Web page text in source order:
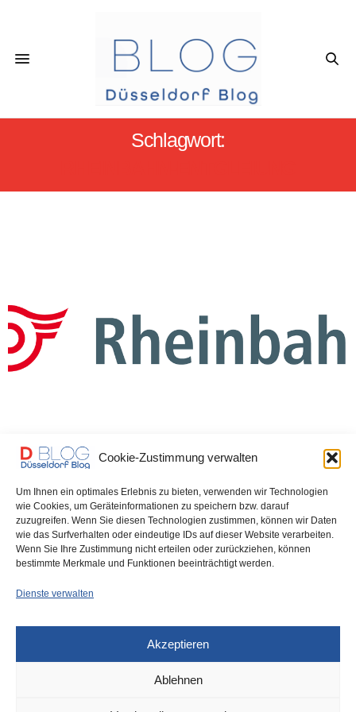
Cookie-Zustimmung verwalten
Um Ihnen ein optimales Erlebnis zu bieten, verwenden wir Technologien
wie Cookies, um Geräteinformationen zu speichern bzw. darauf
zuzugreifen. Wenn Sie diesen Technologien zustimmen, können wir Daten
wie das Surfverhalten oder eindeutige IDs auf dieser Website verarbeiten.
Wenn Sie Ihre Zustimmung nicht erteilen oder zurückziehen, können
bestimmte Merkmale und Funktionen beeinträchtigt werden.
Dienste verwalten
Akzeptieren
Ablehnen
Schlagwort:
Zehn Verletzte bei Bahn-Entgleisung
in Holthausen – Auswirkungen auf
Linie U76
Gestern früh, gegen sechs Uhr, ist eine Stadtbahn der Linie U72